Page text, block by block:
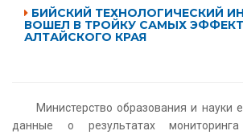
БИЙСКИЙ ТЕХНОЛОГИЧЕСКИЙ
ВОШЕЛ В ТРОЙКУ САМЫХ
АЛТАЙСКОГО КРАЯ
Министерство образования и науки
данные о результатах мониторинга